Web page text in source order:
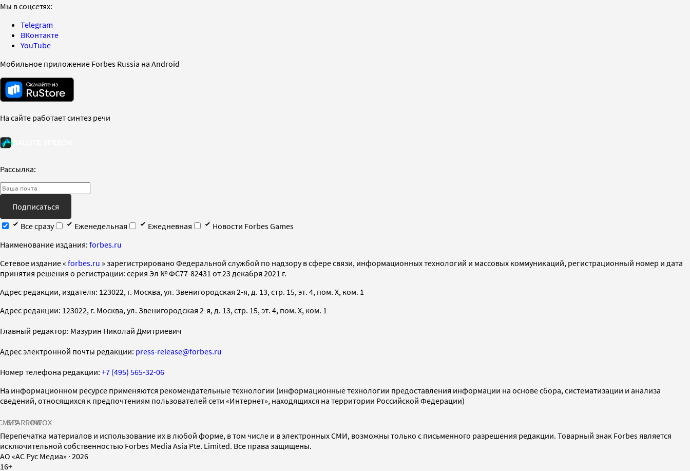
Мы в соцсетях:
Telegram
ВКонтакте
YouTube
Мобильное приложение Forbes Russia на Android
На сайте работает синтез речи
Рассылка:
Подписаться
Все сразу
Еженедельная Ежедневная
Новости Forbes Games
Наименование издания: forbes.ru
Cетевое издание « forbes.ru » зарегистрировано Федеральной службой по надзору в сфере связи, информационных технологий и массовых коммуникаций, регистрационный номер и дата
принятия решения о регистрации: серия Эл № ФС77-82431 от 23 декабря 2021 г.
Адрес редакции, издателя: 123022, г. Москва, ул. Звенигородская 2-я, д. 13, стр. 15, эт. 4, пом. X, ком. 1
Адрес редакции: 123022, г. Москва, ул. Звенигородская 2-я, д. 13, стр. 15, эт. 4, пом. X, ком. 1
Главный редактор: Мазурин Николай Дмитриевич
Адрес электронной почты редакции: press-release@forbes.ru
Номер телефона редакции: +7 (495) 565-32-06
На информационном ресурсе применяются рекомендательные технологии (информационные технологии предоставления информации на основе сбора, систематизации и анализа
сведений, относящихся к предпочтениям пользователей сети «Интернет», находящихся на территории Российской Федерации)
SPARROWINFOX
Перепечатка материалов и использование их в любой форме, в том числе и в электронных СМИ, возможны только с письменного разрешения редакции. Товарный знак Forbes является
исключительной собственностью Forbes Media Asia Pte. Limited. Все права защищены.
AO «АС Рус Медиа» · 2026
16+